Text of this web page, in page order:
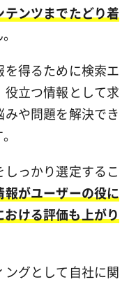
ンツまでたどり着
得るために検索エ
立つ情報として求
や問題を解決でき
っかり選定するこ
報がユーザーの役に
ける評価も上がり
グとして自社に関